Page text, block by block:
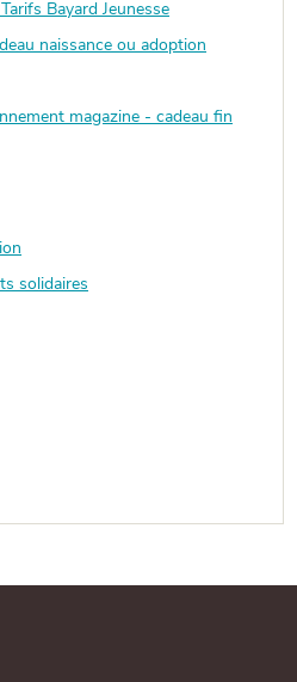
Bayard Jeunesse
naissance ou adoption
magazine - cadeau fin
solidaires